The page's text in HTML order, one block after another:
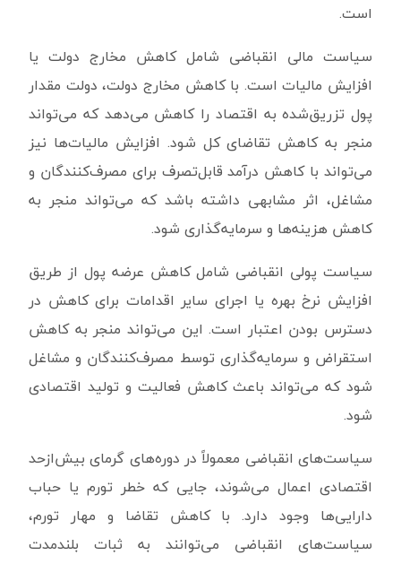
است.
سیاست مالی انقباضی شامل کاهش مخارج دولت یا
افزایش مالیات است. با کاهش مخارج دولت، دولت مقدار
پول تزریق‌شده به اقتصاد را کاهش می‌دهد که می‌تواند
منجر به کاهش تقاضای کل شود. افزایش مالیات‌ها نیز
می‌تواند با کاهش درآمد قابل‌تصرف برای مصرف‌کنندگان و
مشاغل، اثر مشابهی داشته باشد که می‌تواند منجر به
کاهش هزینه‌ها و سرمایه‌گذاری شود.
سیاست پولی انقباضی شامل کاهش عرضه پول از طریق
افزایش نرخ بهره یا اجرای سایر اقدامات برای کاهش در
دسترس بودن اعتبار است. این می‌تواند منجر به کاهش
استقراض و سرمایه‌گذاری توسط مصرف‌کنندگان و مشاغل
شود که می‌تواند باعث کاهش فعالیت و تولید اقتصادی
شود.
سیاست‌های انقباضی معمولاً در دوره‌های گرمای بیش‌ازحد
اقتصادی اعمال می‌شوند، جایی که خطر تورم یا حباب
دارایی‌ها وجود دارد. با کاهش تقاضا و مهار تورم،
سیاست‌های انقباضی می‌توانند به ثبات بلندمدت